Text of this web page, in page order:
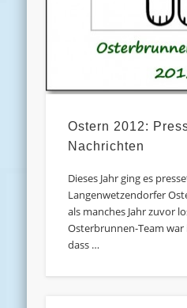
Ostern 2012:
Nachrichten
Dieses Jahr ging es
Langenwetzendorfer
als manches Jahr zuvor
Osterbrunnen-Team
dass …